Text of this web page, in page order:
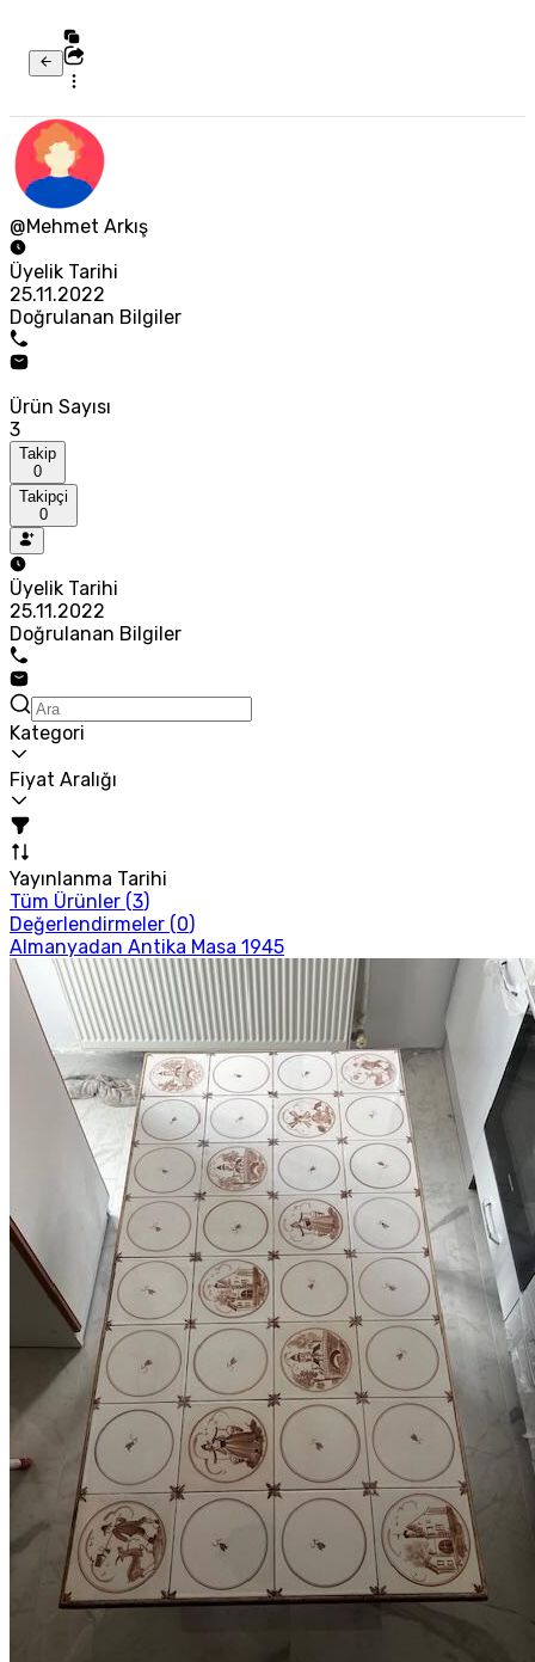
@Mehmet Arkış
Üyelik Tarihi
25.11.2022
Doğrulanan Bilgiler
Ürün Sayısı
3
Takip
0
Takipçi
0
Üyelik Tarihi
25.11.2022
Doğrulanan Bilgiler
Kategori
Fiyat Aralığı
Yayınlanma Tarihi
Tüm Ürünler (3)
Değerlendirmeler (0)
Almanyadan Antika Masa 1945